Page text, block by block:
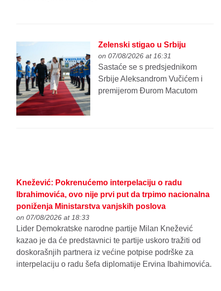
Zelenski stigao u Srbiju
on 07/08/2026 at 16:31
Sastaće se s predsjednikom
Srbije Aleksandrom Vučićem i
premijerom Đurom Macutom
Knežević: Pokrenućemo interpelaciju o radu
Ibrahimovića, ovo nije prvi put da trpimo nacionalna
poniženja Ministarstva vanjskih poslova
on 07/08/2026 at 18:33
Lider Demokratske narodne partije Milan Knežević
kazao je da će predstavnici te partije uskoro tražiti od
doskorašnjih partnera iz većine potpise podrške za
interpelaciju o radu šefa diplomatije Ervina Ibahimovića.